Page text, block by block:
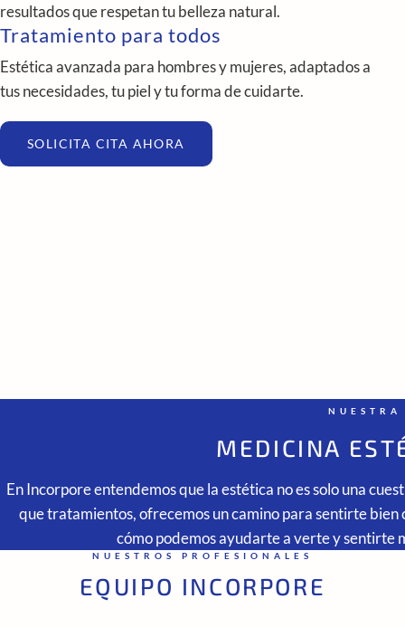
resultados que respetan tu belleza natural.
Tratamiento para todos
Estética avanzada para hombres y mujeres, adaptados a
tus necesidades, tu piel y tu forma de cuidarte.
SOLICITA CITA AHORA
MEDICINA
EnIncorporeentendemos que la estética no es solo una
que tratamientos, ofrecemos un camino para sentirte
cómo podemos ayudarte a verte y sentirte
NUESTROS PROFESIONALES
EQUIPO INCORPORE